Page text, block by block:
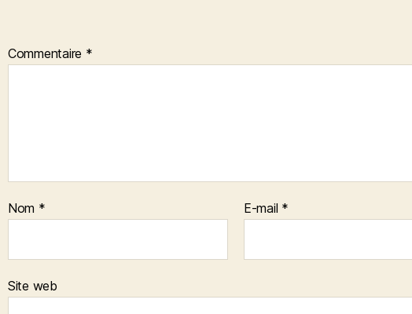
Commentaire *
Nom * E-mail *
Site web